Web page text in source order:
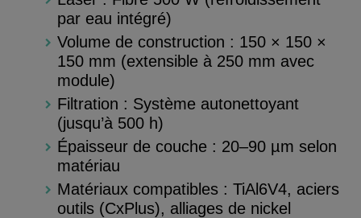
par eau intégré)
Volume de construction : 150 × 150 ×
150 mm (extensible à 250 mm avec
module)
Filtration : Système autonettoyant
(jusqu’à 500 h)
Épaisseur de couche : 20–90 µm selon
matériau
Matériaux compatibles : TiAl6V4, aciers
outils (CxPlus), alliages de nickel